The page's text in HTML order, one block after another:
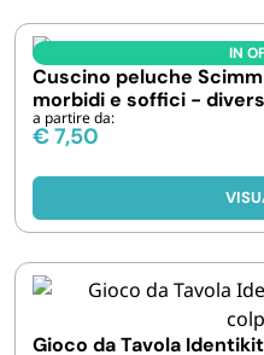
IN
Cuscino peluche
morbidi e soffici -
a partire da:
€7,50
Gioco da Tavola